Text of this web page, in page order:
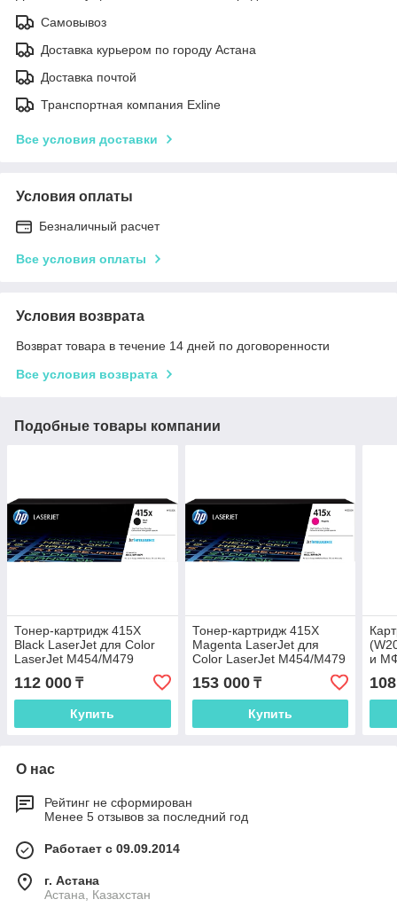
Самовывоз
Доставка курьером по городу Астана
Доставка почтой
Транспортная компания Exline
Все условия доставки
Условия оплаты
Безналичный расчет
Все условия оплаты
Условия возврата
Возврат товара в течение 14 дней по договоренности
Все условия возврата
Подобные товары компании
Тонер-картридж 415X
Black LaserJet для Color
LaserJet M454/M479
112 000 ₸
Купить
Тонер-картридж 415X
Magenta LaserJet для
Color LaserJet M454/M479
153 000₸
Купить
и
О нас
Рейтинг не сформирован
Менее 5 отзывов за последний год
Работает с 09.09.2014
г. Астана
Астана, Казахстан